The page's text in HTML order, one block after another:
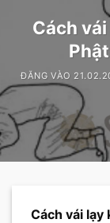
Cách
ĐĂNG VÀO
Cách vái lạy